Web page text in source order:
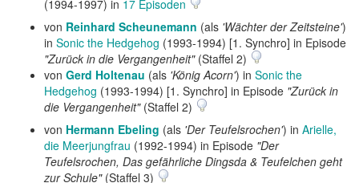
(1994-1997) in 17 Episoden
von Reinhard Scheunemann (als 'Wächter der Zeitsteine')
in Sonic the Hedgehog (1993-1994) [1. Synchro] in Episode
"Zurück in die Vergangenheit"(Staffel 2)
von Gerd Holtenau (als 'König Acorn') in Sonic the
Hedgehog (1993-1994) [1. Synchro] in Episode "Zurück in
die Vergangenheit"(Staffel 2)
von Hermann Ebeling (als 'Der Teufelsrochen') in Arielle,
die Meerjungfrau (1992-1994) in Episode "Der
Teufelsrochen, Das gefährliche Dingsda & Teufelchen geht
zur Schule"(Staffel 3)